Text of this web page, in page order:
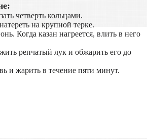
четверть кольцами.
на крупной терке.
Когда казан нагреется, влить в него
репчатый лук и обжарить его до
и жарить в течение пяти минут.